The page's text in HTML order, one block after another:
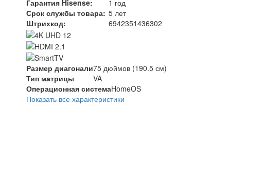
Гарантия Hisense:
1 год
Срок службы товара: 5 лет
Штрихкод:
6942351436302
Размер диагонали75 дюймов (190.5 см)
Тип матрицы
VA
Операционная системаHomeOS
Показать все характеристики